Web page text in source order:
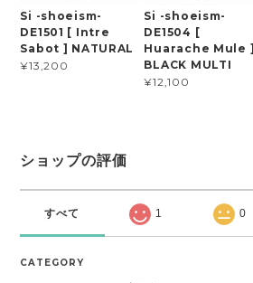
Si -shoeism-
DE1501 [ Intre
Sabot ] NATURAL
¥13,200
Si -shoeism-
DE1504 [
Huarache Mule ]
BLACK MULTI
¥12,100
ショップの評価
すべて 1 0
CATEGORY